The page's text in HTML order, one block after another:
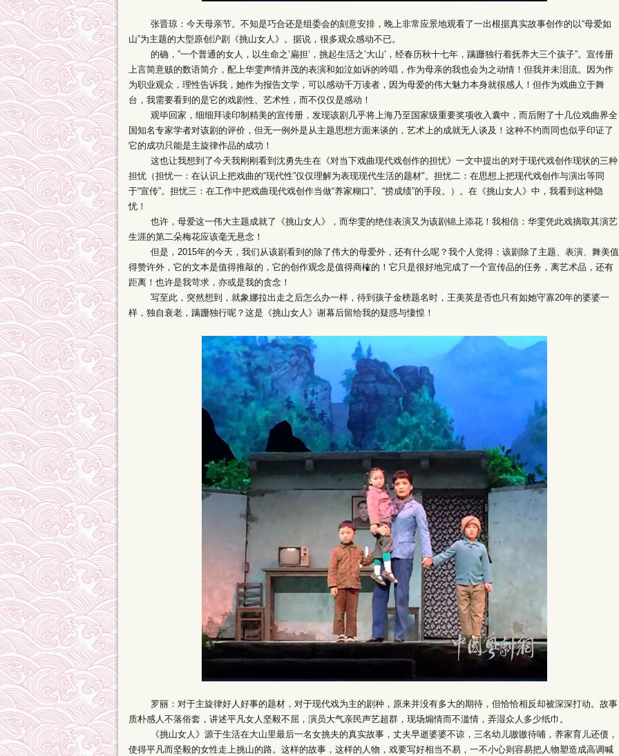
张晋琼：今天母亲节。不知是巧合还是组委会的刻意安排，晚上非常应景地观看了一出根据真实故事创作的以“母爱如
山”为主题的大型原创沪剧《挑山女人》。据说，很多观众感动不已。
的确，”一个普通的女人，以生命之’扁担’，挑起生活之’大山’，经春历秋十七年，蹒跚独行着抚养大三个孩子”。宣传册
上言简意赅的数语简介，配上华雯声情并茂的表演和如泣如诉的吟唱，作为母亲的我也会为之动情！但我并未泪流。因为作
为职业观众，理性告诉我，她作为报告文学，可以感动千万读者，因为母爱的伟大魅力本身就很感人！但作为戏曲立于舞
台，我需要看到的是它的戏剧性、艺术性，而不仅仅是感动！
观毕回家，细细拜读印制精美的宣传册，发现该剧几乎将上海乃至国家级重要奖项收入囊中，而后附了十几位戏曲界全
国知名专家学者对该剧的评价，但无一例外是从主题思想方面来谈的，艺术上的成就无人谈及！这种不约而同也似乎印证了
它的成功只能是主旋律作品的成功！
这也让我想到了今天我刚刚看到沈勇先生在《对当下戏曲现代戏创作的担忧》一文中提出的对于现代戏创作现状的三种
担忧（担忧一：在认识上把戏曲的“现代性”仅仅理解为表现现代生活的题材"。担忧二：在思想上把现代戏创作与演出等同
于“宣传”。担忧三：在工作中把戏曲现代戏创作当做“养家糊口”、“捞成绩”的手段。）。在《挑山女人》中，我看到这种隐
忧！
也许，母爱这一伟大主题成就了《挑山女人》，而华雯的绝佳表演又为该剧锦上添花！我相信：华雯凭此戏摘取其演艺
生涯的第二朵梅花应该毫无悬念！
但是，2015年的今天，我们从该剧看到的除了伟大的母爱外，还有什么呢？我个人觉得：该剧除了主题、表演、舞美值
得赞许外，它的文本是值得推敲的，它的创作观念是值得商榷的！它只是很好地完成了一个宣传品的仼务，离艺术品，还有
距离！也许是我苛求，亦或是我的贪念！
写至此，突然想到，就象娜拉出走之后怎么办一样，待到孩子金榜题名时，王美英是否也只有如她守寡20年的婆婆一
样，独自衰老，蹒跚独行呢？这是《挑山女人》谢幕后留给我的疑惑与悽惶！
罗丽：对于主旋律好人好事的题材，对于现代戏为主的剧种，原来并没有多大的期待，但恰恰相反却被深深打动。故事
质朴感人不落俗套，讲述平凡女人坚毅不屈，演员大气亲民声艺超群，现场煽情而不滥情，弄湿众人多少纸巾。
《挑山女人》源于生活在大山里最后一名女挑夫的真实故事，丈夫早逝婆婆不谅，三名幼儿嗷嗷待哺，养家育儿还债，
使得平凡而坚毅的女性走上挑山的路。这样的故事，这样的人物，戏要写好相当不易，一不小心则容易把人物塑造成高调喊